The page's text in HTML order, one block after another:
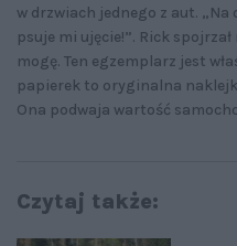
w drzwiach jednego z aut.
psuje mi ujęcie!”. Rick
mogę. Ten egzemplarz jest
papierek to oryginalna
Ona podwaja wartość
Czytaj także: